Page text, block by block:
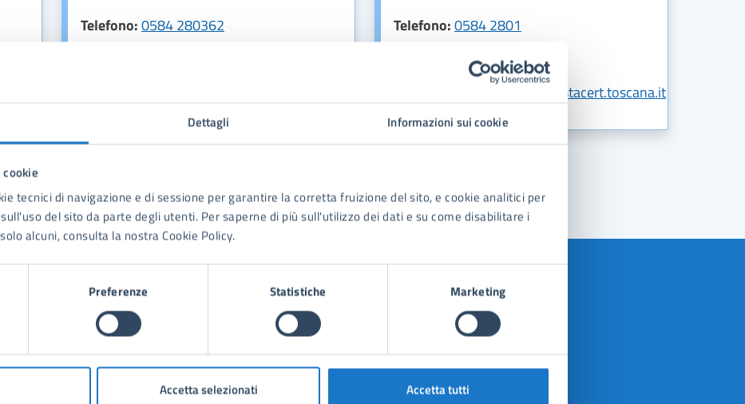
Dettagli Informazioni sui cookie
tecnici di navigazione e di sessione per garantire la corretta fruizione del sito, e cookie analitici per
del sito da parte degli utenti. Per saperne di più sull'utilizzo dei dati e su come disabilitare i
alcuni, consulta la nostra Cookie Policy.
Preferenze Statistiche Marketing
Accetta selezionati Accetta tutti
Telefono:0584 280362
Telefono:0584 2801
protocollo.comunefdm@postacert.toscana.it
1
Quanto sono chiare le informazioni su questa